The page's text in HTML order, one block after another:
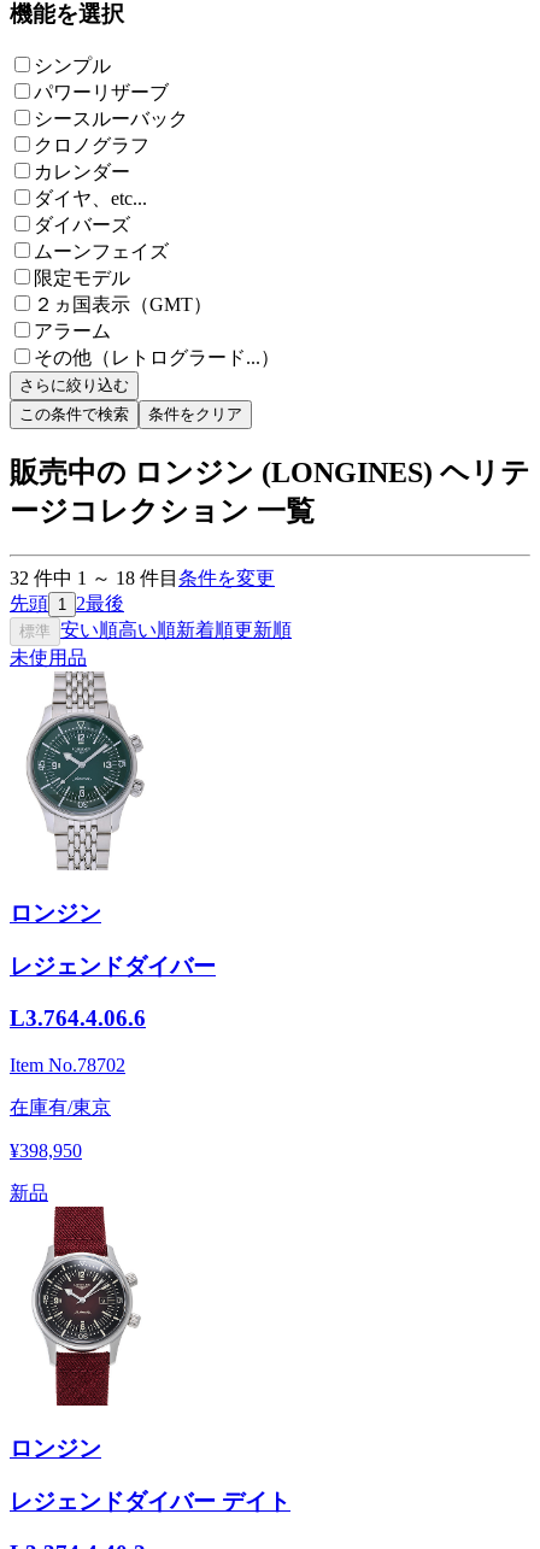
機能を選択
シンプル
パワーリザーブ
シースルーバック
クロノグラフ
カレンダー
ダイヤ、etc...
ダイバーズ
ムーンフェイズ
限定モデル
２ヵ国表示（GMT）
アラーム
その他（レトログラード...）
さらに絞り込む
この条件で検索
条件をクリア
販売中の ロンジン (LONGINES) ヘリテ
ージコレクション 一覧
32 件中 1 ～ 18 件目 条件を変更
先頭 1 2最後
標準 安い順高い順新着順更新順
未使用品
ロンジン
レジェンドダイバー
L3.764.4.06.6
Item No.78702
在庫有/東京
¥398,950
新品
ロンジン
レジェンドダイバー デイト